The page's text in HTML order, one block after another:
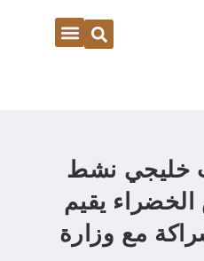
خليجي نشط
يقيم
مع وزارة